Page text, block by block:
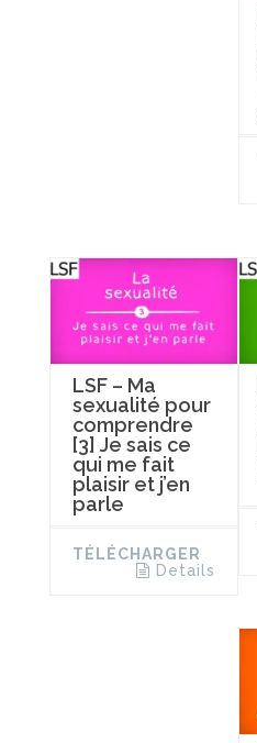
LSF – Ma
sexualité pour
comprendre
[3] Je sais ce
qui me fait
plaisir et j’en
parle
TÉLÉCHARGER
Details